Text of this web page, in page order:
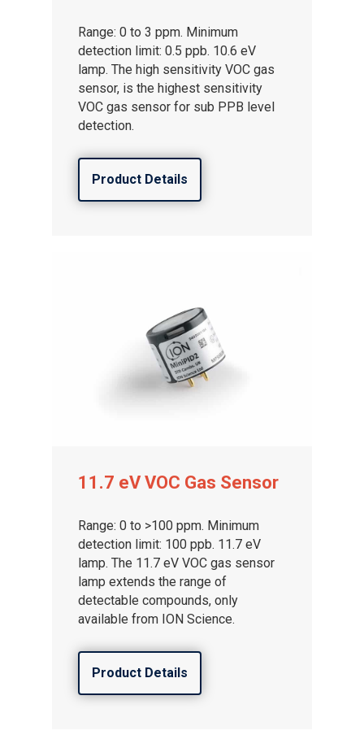
Range: 0 to 3 ppm. Minimum
detection limit: 0.5 ppb. 10.6 eV
lamp. The high sensitivity VOC gas
sensor, is the highest sensitivity
VOC gas sensor for sub PPB level
detection.
Product Details
11.7 eV VOC Gas Sensor
Range: 0 to >100 ppm. Minimum
detection limit: 100 ppb. 11.7 eV
lamp. The 11.7 eV VOC gas sensor
lamp extends the range of
detectable compounds, only
available from ION Science.
Product Details